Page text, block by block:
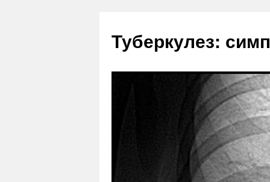
Туберкулез: